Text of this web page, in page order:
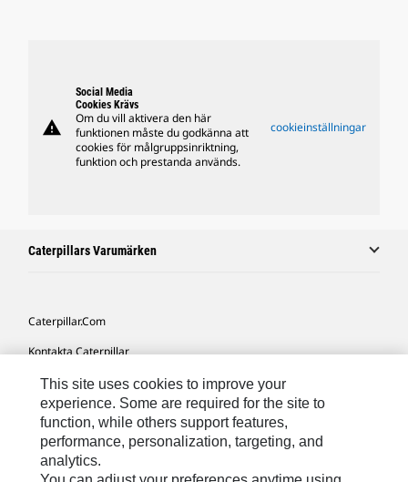
warning
Social Media
Cookies Krävs
Om du vill aktivera den här
funktionen måste du godkänna att
cookies för målgruppsinriktning,
funktion och prestanda används.
cookieinställningar
Caterpillars Varumärken
Caterpillar.com
Kontakta Caterpillar
Mina Marknadsföringspreferenser
Platskarta
Cookie Settings
Juridiskt
This site uses cookies to improve your
experience. Some are required for the site to
function, while others support features,
performance, personalization, targeting, and
analytics.